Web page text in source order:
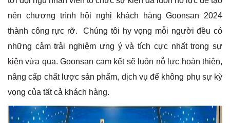
nên chương trình hội nghị khách hàng Goonsan 2024
thành công rực rỡ. Chúng tôi hy vọng mỗi người đều có
những cảm trải nghiệm ưng ý và tích cực nhất trong sự
kiện vừa qua. Goonsan cam kết sẽ luôn nỗ lực hoàn thiện,
nâng cấp chất lược sản phẩm, dịch vụ để không phụ sự kỳ
vọng của tất cả khách hàng.